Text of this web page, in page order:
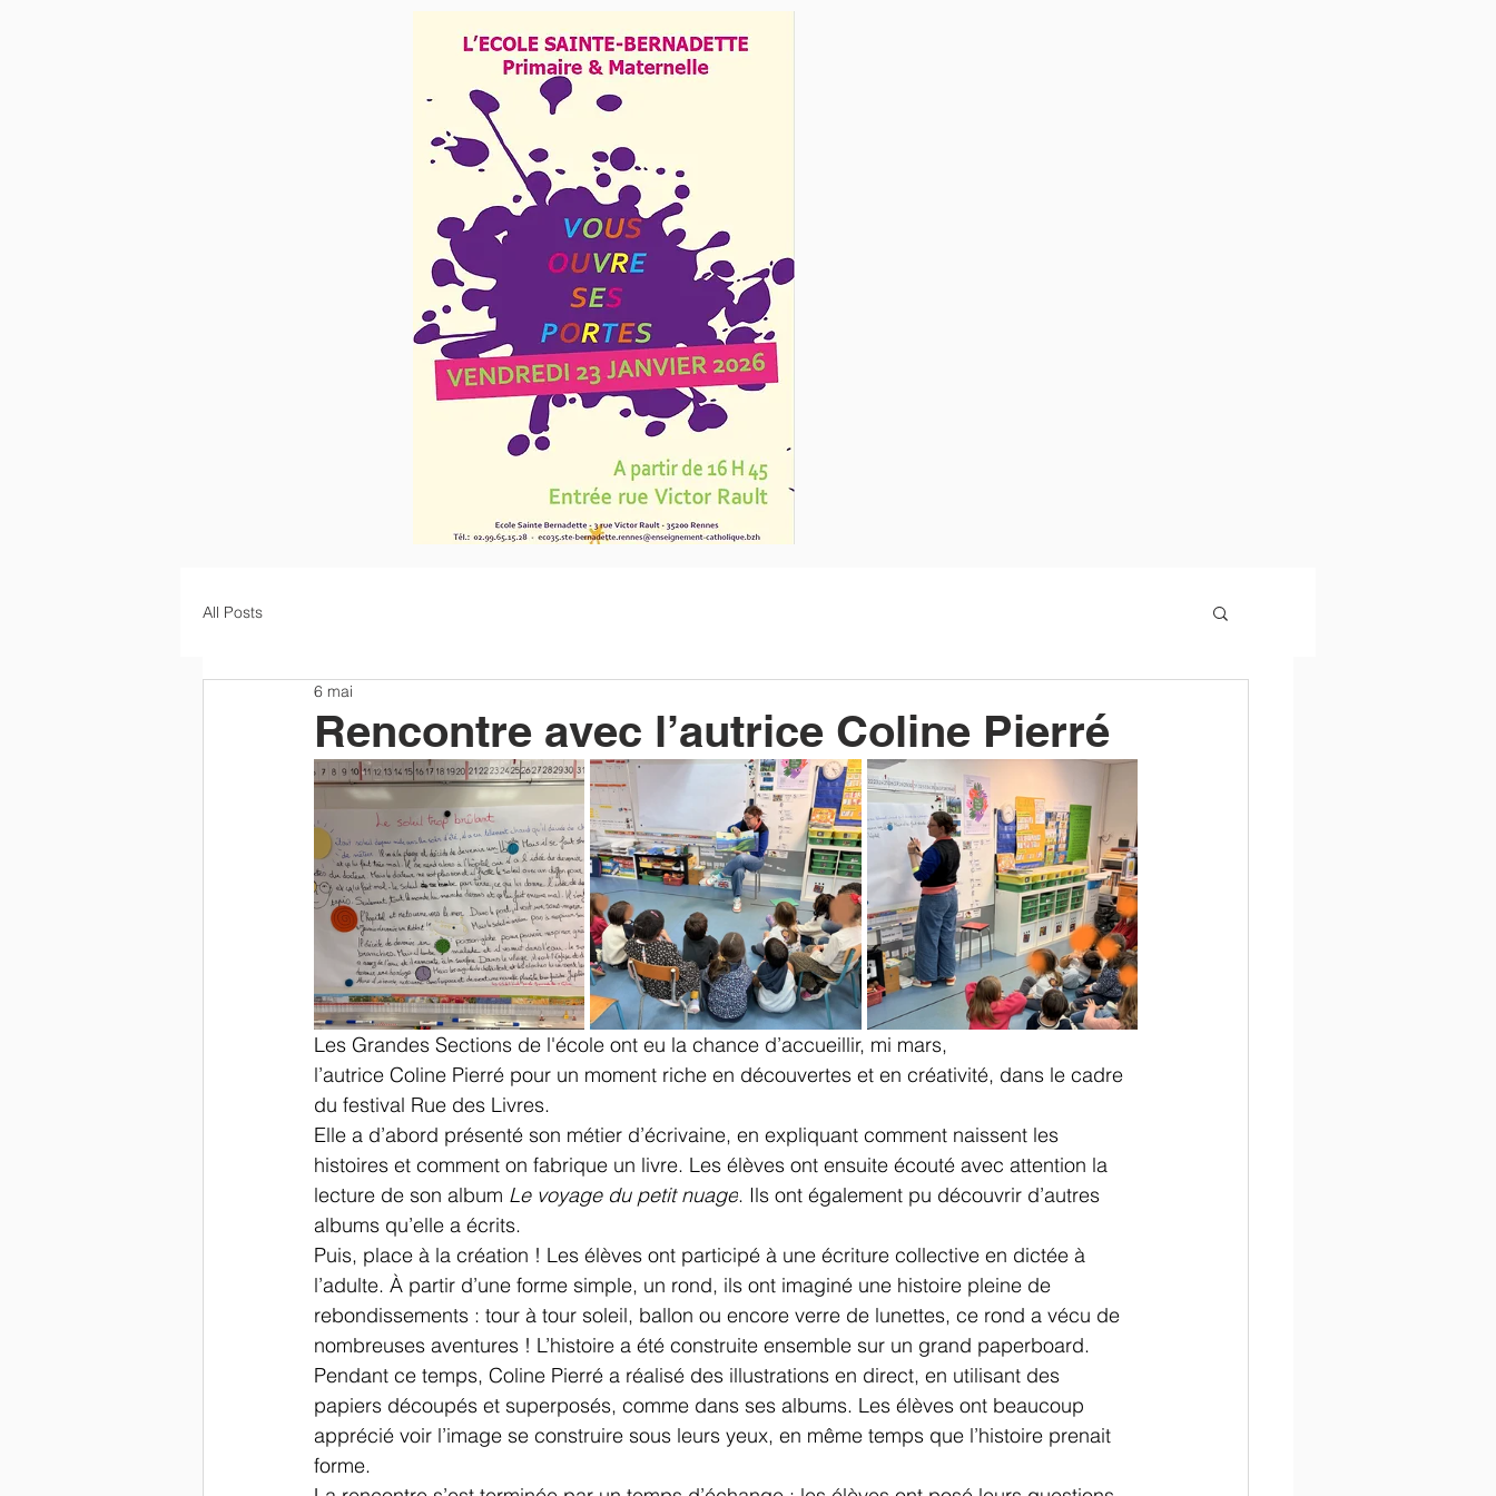
All Posts
Rencontre avec l’autrice Coline Pierré
6 mai
Les Grandes Sections de l'école ont eu la chance d’accueillir, mi mars,
l’autrice Coline Pierré pour un moment riche en découvertes et en créativité, dans le cadre
du festival Rue des Livres.
Elle a d’abord présenté son métier d’écrivaine, en expliquant comment naissent les
histoires et comment on fabrique un livre. Les élèves ont ensuite écouté avec attention la
lecture de son album Le voyage du petit nuage. Ils ont également pu découvrir d’autres
albums qu’elle a écrits.
Puis, place à la création ! Les élèves ont participé à une écriture collective en dictée à
l’adulte. À partir d’une forme simple, un rond, ils ont imaginé une histoire pleine de
rebondissements : tour à tour soleil, ballon ou encore verre de lunettes, ce rond a vécu de
nombreuses aventures ! L’histoire a été construite ensemble sur un grand paperboard.
Pendant ce temps, Coline Pierré a réalisé des illustrations en direct, en utilisant des
papiers découpés et superposés, comme dans ses albums. Les élèves ont beaucoup
apprécié voir l’image se construire sous leurs yeux, en même temps que l’histoire prenait
forme.